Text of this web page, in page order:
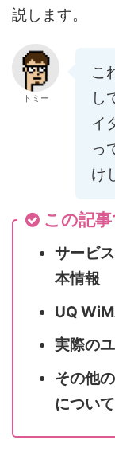
説します。
トミー
こ
し
イ
っ
け
この記
サービ
本情報
UQ
実際の
その他
につい